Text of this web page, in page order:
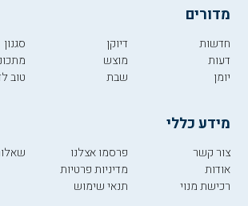
מדורים
חדשות
דעות
יומן
דיוקן
מוצש
שבת
סגנון
טוב
מידע כללי
צור קשר
אודות
רכישת מנוי
פרסמו אצלנו
מדיניות פרטיות
תנאי שימוש